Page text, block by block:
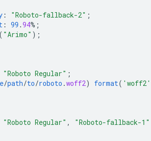
: "Roboto-fallback-2" ;
: 99 .94%;
( "Arimo" );
"Roboto Regular" ;
/path/to/roboto .woff2) format( 'woff2'
"Roboto Regular" , "Roboto-fallback-1"